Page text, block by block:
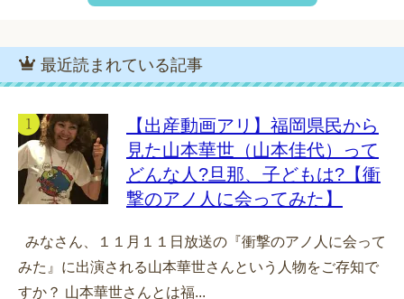
最近読まれている記事
【出産動画アリ】福岡県民から
見た山本華世（山本佳代）って
どんな人?旦那、子どもは?【衝
撃のアノ人に会ってみた】
みなさん、１１月１１日放送の『衝撃のアノ人に会って
みた』に出演される山本華世さんという人物をご存知で
すか？ 山本華世さんとは福...